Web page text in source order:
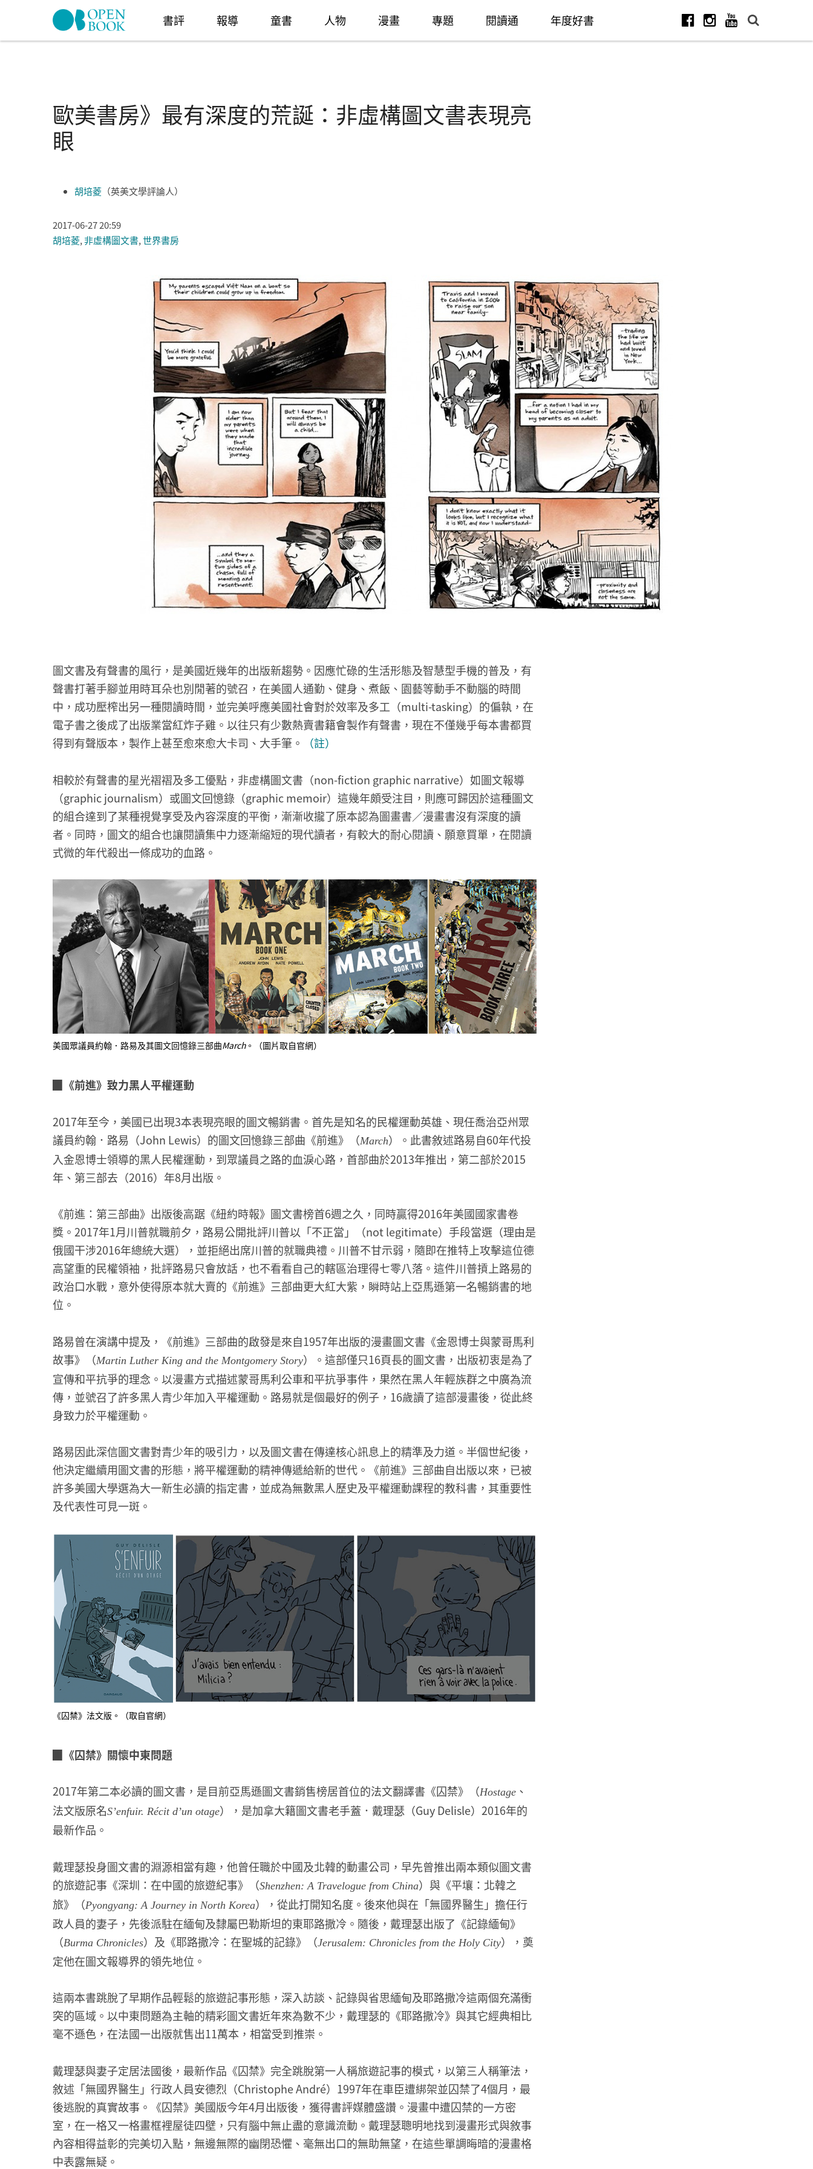
Skip to navigation
書評 報導 童書 人物 漫畫 專題 閱讀通 年度好書
歐美書房》最有深度的荒誕：非虛構圖文書表現亮
眼
胡培菱 （英美文學評論人）
2017-06-27 20:59
胡培菱,非虛構圖文書,世界書房
圖文書及有聲書的風行，是美國近幾年的出版新趨勢。因應忙碌的生活形態及智慧型手機的普及，有
聲書打著手腳並用時耳朵也別閒著的號召，在美國人通勤、健身、煮飯、園藝等動手不動腦的時間
中，成功壓榨出另一種閱讀時間，並完美呼應美國社會對於效率及多工（multi-tasking）的偏執，在
電子書之後成了出版業當紅炸子雞。以往只有少數熱賣書籍會製作有聲書，現在不僅幾乎每本書都買
得到有聲版本，製作上甚至愈來愈大卡司、大手筆。
（註）
相較於有聲書的星光褶褶及多工優點，非虛構圖文書（non-fiction graphic narrative）如圖文報導
（graphic journalism）或圖文回憶錄（graphic memoir）這幾年頗受注目，則應可歸因於這種圖文
的組合達到了某種視覺享受及內容深度的平衡，漸漸收攏了原本認為圖畫書／漫畫書沒有深度的讀
者。同時，圖文的組合也讓閱讀集中力逐漸縮短的現代讀者，有較大的耐心閱讀、願意買單，在閱讀
式微的年代殺出一條成功的血路。
美國眾議員約翰．路易及其圖文回憶錄三部曲March。（圖片取自官網）
▉《前進》致力黑人平權運動
2017年至今，美國已出現3本表現亮眼的圖文暢銷書。首先是知名的民權運動英雄、現任喬治亞州眾
議員約翰．路易（John Lewis）的圖文回憶錄三部曲《前進》（March）。此書敘述路易自60年代投
入金恩博士領導的黑人民權運動，到眾議員之路的血淚心路，首部曲於2013年推出，第二部於2015
年、第三部去（2016）年8月出版。
《前進：第三部曲》出版後高踞《紐約時報》圖文書榜首6週之久，同時贏得2016年美國國家書卷
獎。2017年1月川普就職前夕，路易公開批評川普以「不正當」（not legitimate）手段當選（理由是
俄國干涉2016年總統大選），並拒絕出席川普的就職典禮。川普不甘示弱，隨即在推特上攻擊這位德
高望重的民權領袖，批評路易只會放話，也不看看自己的轄區治理得七零八落。這件川普摃上路易的
政治口水戰，意外使得原本就大賣的《前進》三部曲更大紅大紫，瞬時站上亞馬遜第一名暢銷書的地
位。
路易曾在演講中提及，《前進》三部曲的啟發是來自1957年出版的漫畫圖文書《金恩博士與蒙哥馬利
故事》（Martin Luther King and the Montgomery Story）。這部僅只16頁長的圖文書，出版初衷是為了
宣傳和平抗爭的理念。以漫畫方式描述蒙哥馬利公車和平抗爭事件，果然在黑人年輕族群之中廣為流
傳，並號召了許多黑人青少年加入平權運動。路易就是個最好的例子，16歲讀了這部漫畫後，從此終
身致力於平權運動。
路易因此深信圖文書對青少年的吸引力，以及圖文書在傳達核心訊息上的精準及力道。半個世紀後，
他決定繼續用圖文書的形態，將平權運動的精神傳遞給新的世代。《前進》三部曲自出版以來，已被
許多美國大學選為大一新生必讀的指定書，並成為無數黑人歷史及平權運動課程的教科書，其重要性
及代表性可見一斑。
《囚禁》法文版。（取自官網）
▉《囚禁》關懷中東問題
2017年第二本必讀的圖文書，是目前亞馬遜圖文書銷售榜居首位的法文翻譯書《囚禁》（Hostage 、
法文版原名S’enfuir. Récit d’un otage），是加拿大籍圖文書老手蓋．戴理瑟（Guy Delisle）2016年的
最新作品。
戴理瑟投身圖文書的淵源相當有趣，他曾任職於中國及北韓的動畫公司，早先曾推出兩本類似圖文書
的旅遊記事《深圳：在中國的旅遊紀事》（Shenzhen: A Travelogue from China）與《平壤：北韓之
旅》（Pyongyang: A Journey in North Korea），從此打開知名度。後來他與在「無國界醫生」擔任行
政人員的妻子，先後派駐在緬甸及隸屬巴勒斯坦的東耶路撒冷。隨後，戴理瑟出版了《記錄緬甸》
（Burma Chronicles）及《耶路撒冷：在聖城的記錄》（Jerusalem: Chronicles from the Holy City），奠
定他在圖文報導界的領先地位。
這兩本書跳脫了早期作品輕鬆的旅遊記事形態，深入訪談、記錄與省思緬甸及耶路撒冷這兩個充滿衝
突的區域。以中東問題為主軸的精彩圖文書近年來為數不少，戴理瑟的《耶路撒冷》與其它經典相比
毫不遜色，在法國一出版就售出11萬本，相當受到推崇。
戴理瑟與妻子定居法國後，最新作品《囚禁》完全跳脫第一人稱旅遊記事的模式，以第三人稱筆法，
敘述「無國界醫生」行政人員安德烈（Christophe André）1997年在車臣遭綁架並囚禁了4個月，最
後逃脫的真實故事。《囚禁》美國版今年4月出版後，獲得書評媒體盛讚。漫畫中遭囚禁的一方密
室，在一格又一格畫框裡屋徒四壁，只有腦中無止盡的意識流動。戴理瑟聰明地找到漫畫形式與敘事
內容相得益彰的完美切入點，無邊無際的幽閉恐懼、毫無出口的無助無望，在這些單調晦暗的漫畫格
中表露無疑。